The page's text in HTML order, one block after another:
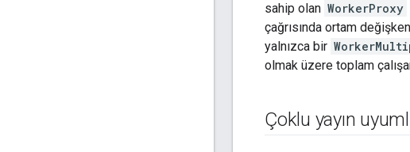
sahip olan WorkerProxy
çağrısında ortam
yalnızca bir
olmak üzere toplam
Çoklu yayın